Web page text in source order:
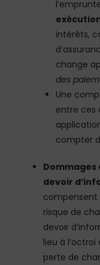
intérêts,
change
des
Une
entre ces
compter
devoir
compensent
risque de
devoir
lieu à
perte de